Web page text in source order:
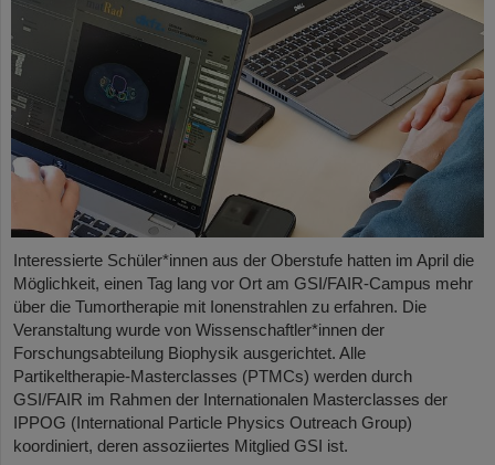
Interessierte Schüler*innen aus der Oberstufe hatten im April die
Möglichkeit, einen Tag lang vor Ort am GSI/FAIR-Campus mehr
über die Tumortherapie mit Ionenstrahlen zu erfahren. Die
Veranstaltung wurde von Wissenschaftler*innen der
Forschungsabteilung Biophysik ausgerichtet. Alle
Partikeltherapie-Masterclasses (PTMCs) werden durch
GSI/FAIR im Rahmen der Internationalen Masterclasses der
IPPOG (International Particle Physics Outreach Group)
koordiniert, deren assoziiertes Mitglied GSI ist.